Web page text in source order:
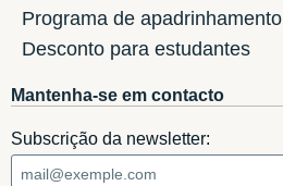
Programa de apadrinhamento
Desconto para estudantes
Mantenha-se em contacto
Subscrição da newsletter: